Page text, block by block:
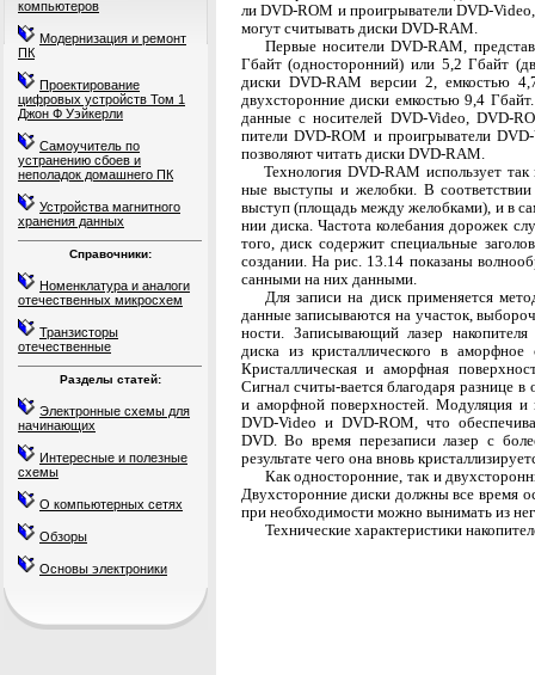
компьютеров
Модернизация и ремонт
ПК
Проектирование
цифровых устройств Том 1
Джон Ф Уэйкерли
Самоучитель по
устранению сбоев и
неполадок домашнего ПК
Устройства магнитного
хранения данных
Справочники:
Номенклатура и аналоги
отечественных микросхем
Транзисторы
отечественные
Разделы статей:
Электронные схемы для
начинающих
Интересные и полезные
схемы
О компьютерных сетях
Обзоры
Основы электроники
ли DVD-ROM и проигрыватели DVD-
могут считывать диски DVD-RAM.
Первые носители DVD-RAM,
Гбайт (односторонний) или 5,2 Гбайт
диски DVD-RAM версии 2, емкостью
двухсторонние диски емкостью 9,4
данные с носителей DVD-Video, DVD-
пители DVD-ROM и проигрыватели
позволяют читать диски DVD-RAM.
Технология DVD-RAM использует
ные выступы и желобки. В
выступ (площадь между желобками), и в
нии диска. Частота колебания дорожек
того, диск содержит специальные
создании. На рис. 13.14 показаны
санными на них данными.
Для записи на диск применяется
данные записываются на участок,
ности. Записывающий лазер
диска из кристаллического в аморфное
Кристалли­ческая и аморфная
Сигнал считы-вается благодаря разнице
и аморфной поверхностей. Модуляция
DVD-Video и DVD-ROM, что
DVD. Во время перезаписи лазер с
результате чего она вновь
Как односторонние, так и
Двухсторонние диски должны все время
при необходимости можно вынимать из
Технические характеристики